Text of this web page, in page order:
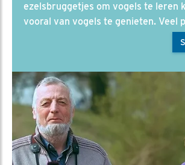
ezelsbruggetjes om vogels te leren
vooral van vogels te genieten. Veel